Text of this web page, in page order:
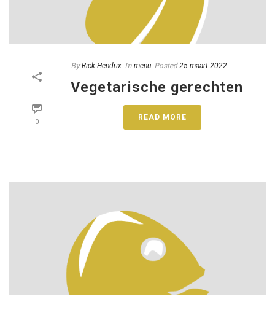
0
By Rick Hendrix In menu Posted 25 maart 2022
Vegetarische gerechten
READ MORE